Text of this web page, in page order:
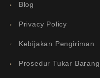
Blog
Privacy Policy
Kebijakan Pengiriman
Prosedur Tukar Barang